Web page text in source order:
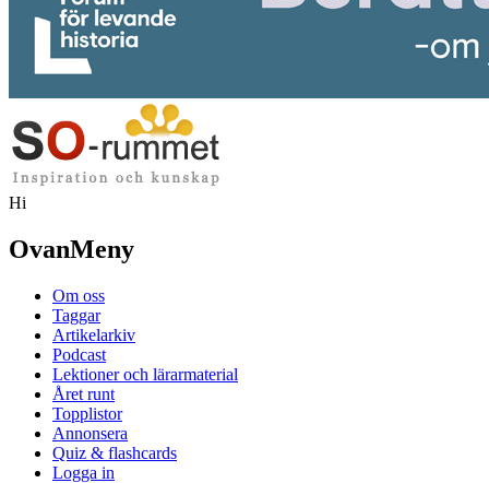
Hi
OvanMeny
Om oss
Taggar
Artikelarkiv
Podcast
Lektioner och lärarmaterial
Året runt
Topplistor
Annonsera
Quiz & flashcards
Logga in